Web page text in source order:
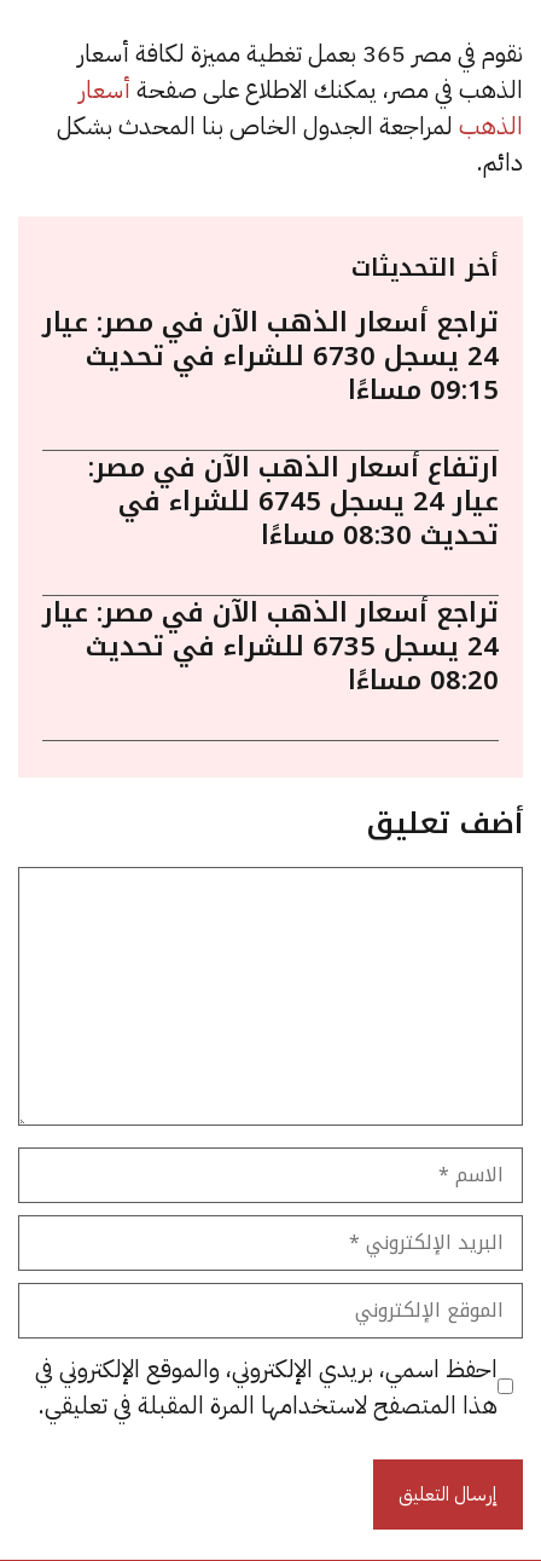
نقوم في مصر 365 بعمل تغطية مميزة لكافة أسعار
الذهب في مصر، يمكنك الاطلاع على صفحة أسعار
الذهب لمراجعة الجدول الخاص بنا المحدث بشكل
دائم.
أخر التحديثات
تراجع أسعار الذهب الآن في مصر: عيار
24 يسجل 6730 للشراء في تحديث
09:15 مساءًا
ارتفاع أسعار الذهب الآن في مصر:
عيار 24 يسجل 6745 للشراء في
تحديث 08:30 مساءًا
تراجع أسعار الذهب الآن في مصر: عيار
24 يسجل 6735 للشراء في تحديث
08:20 مساءًا
أضف تعليق
الاسم
البريد
الإلكتروني
الموقع
الإلكتروني
احفظ اسمي، بريدي الإلكتروني، والموقع الإلكتروني في
هذا المتصفح لاستخدامها المرة المقبلة في تعليقي.